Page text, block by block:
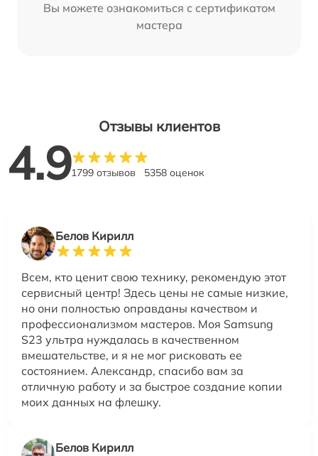
Вы можете ознакомиться с сертификатом
мастера
Отзывы клиентов
4.91799 отзывов 5358 оценок
Белов Кирилл
Всем, кто ценит свою технику, рекомендую этот
сервисный центр! Здесь цены не самые низкие,
но они полностью оправданы качеством и
профессионализмом мастеров. Моя Samsung
S23 ультра нуждалась в качественном
вмешательстве, и я не мог рисковать ее
состоянием. Александр, спасибо вам за
отличную работу и за быстрое создание копии
моих данных на флешку.
Белов Кирилл